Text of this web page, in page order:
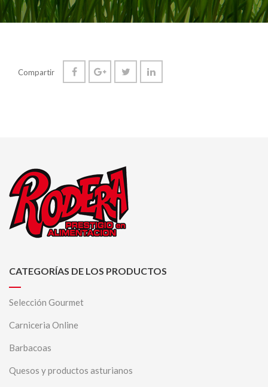
Compartir
CATEGORÍAS DE LOS PRODUCTOS
Selección Gourmet
Carniceria Online
Barbacoas
Quesos y productos asturianos